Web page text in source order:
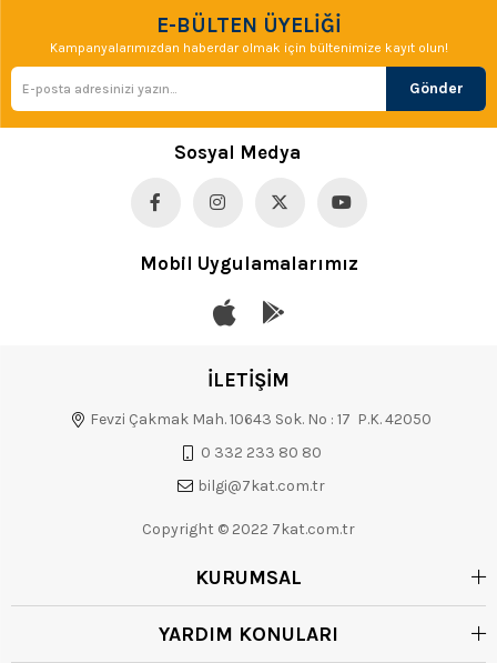
E-BÜLTEN ÜYELİĞİ
Kampanyalarımızdan haberdar olmak için bültenimize kayıt olun!
Gönder
Sosyal Medya
Mobil Uygulamalarımız
İLETİŞİM
Fevzi Çakmak Mah. 10643 Sok. No : 17 P.K. 42050
0 332 233 80 80
bilgi@7kat.com.tr
Copyright © 2022 7kat.com.tr
KURUMSAL
YARDIM KONULARI